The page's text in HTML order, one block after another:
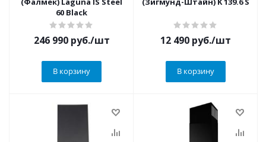
60 Black
246 990руб./шт
В корзину
12 490 руб./шт
В корзину